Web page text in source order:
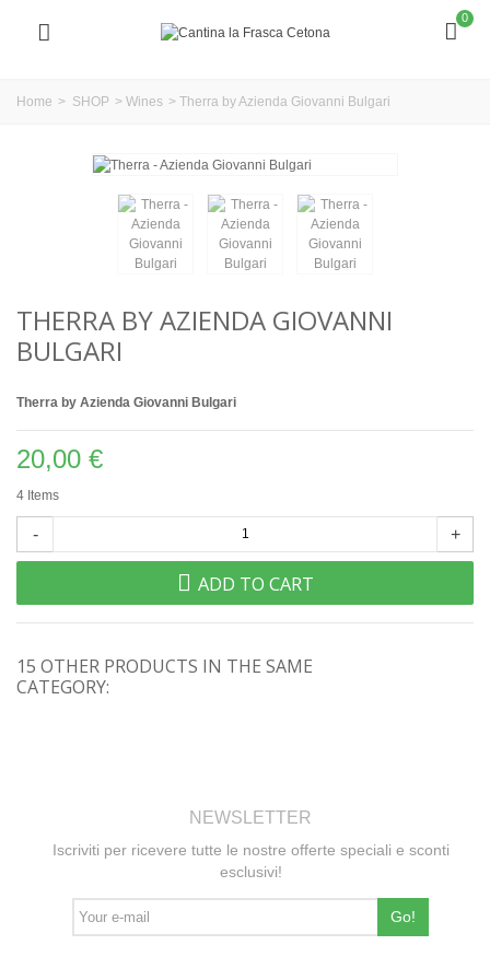
0
Home > SHOP > Wines > Therra by Azienda Giovanni Bulgari
THERRA BY AZIENDA GIOVANNI
BULGARI
Therra by Azienda Giovanni Bulgari
20,00 €
4 Items
- +
ADD TO CART
15 OTHER PRODUCTS IN THE SAME
CATEGORY:
NEWSLETTER
Iscriviti per ricevere tutte le nostre offerte speciali e sconti
esclusivi!
Go!